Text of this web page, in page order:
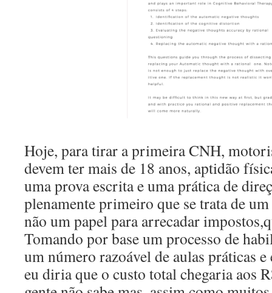
Hoje, para tirar a primeira CNH,
devem ter mais de 18 anos, aptidão
uma prova escrita e uma prática de
plenamente primeiro que se trata de
não um papel para arrecadar
Tomando por base um processo de
um número razoável de aulas práticas
eu diria que o custo total chegaria aos